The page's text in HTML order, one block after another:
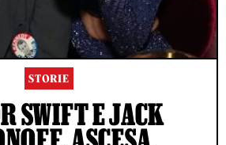
STORIE
SWIFT E JACK